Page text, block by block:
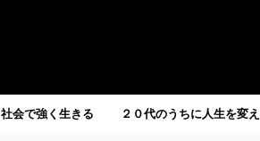
社会で強く生きる ２０代のうちに人生を変え